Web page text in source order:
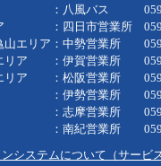
ス 0594-22-
：四日市営業所 059-
山エリア：中勢営業所
リア ：伊賀営業所
リア ：松阪営業所
：伊勢営業所 0596-
：志摩営業所 0599-
：南紀営業所 0597-
システムについて（サービ